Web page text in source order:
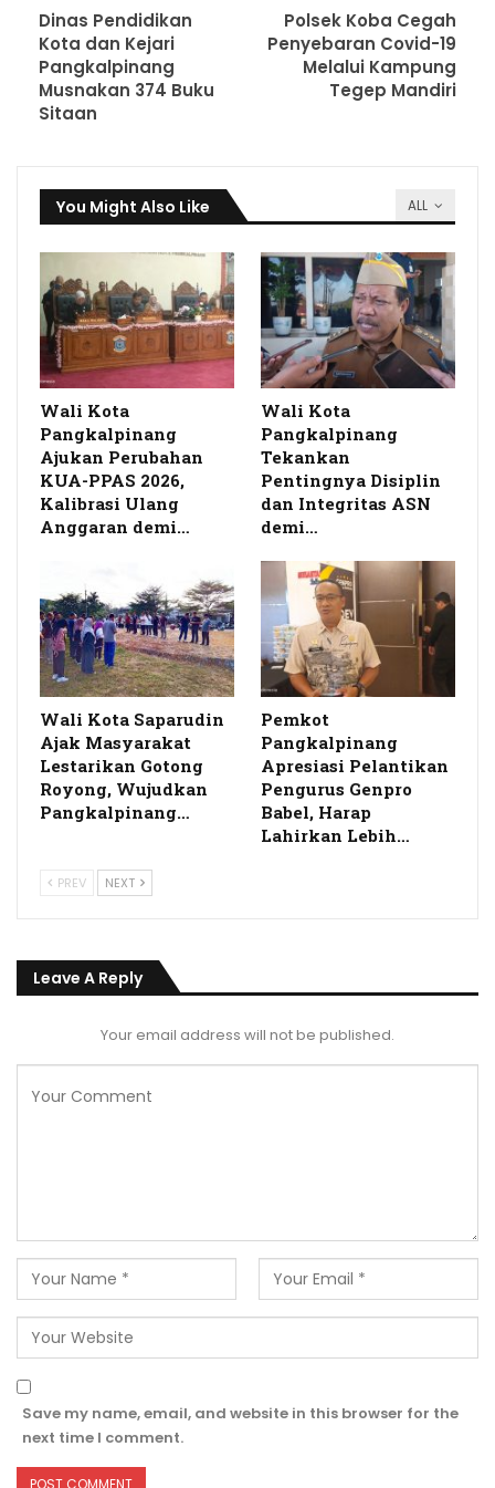
Dinas Pendidikan
Kota dan Kejari
Pangkalpinang
Musnakan 374 Buku
Sitaan
Polsek Koba Cegah
Penyebaran Covid-19
Melalui Kampung
Tegep Mandiri
ALL
You Might Also Like
Wali Kota
Pangkalpinang
Ajukan Perubahan
KUA-PPAS 2026,
Kalibrasi Ulang
Anggaran demi…
Wali Kota
Pangkalpinang
Tekankan
Pentingnya Disiplin
dan Integritas ASN
demi…
Wali Kota Saparudin
Ajak Masyarakat
Lestarikan Gotong
Royong, Wujudkan
Pangkalpinang…
Pemkot
Pangkalpinang
Apresiasi Pelantikan
Pengurus Genpro
Babel, Harap
Lahirkan Lebih…
PREV NEXT
Leave A Reply
Your email address will not be published.
Save my name, email, and website in this browser for the
next time I comment.